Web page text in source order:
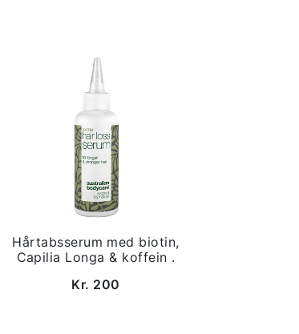
Hårtabsserum med biotin,
Capilia Longa & koffein .
Kr. 200